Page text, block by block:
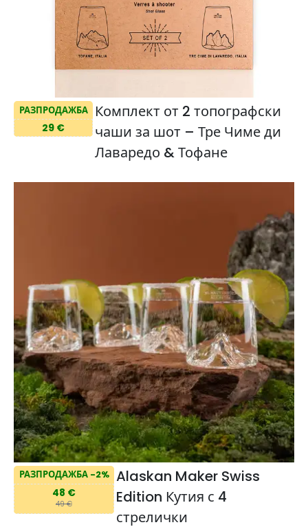
РАЗПРОДАЖБА
29 €
Комплект от 2 топографски
чаши за шот – Тре Чиме ди
Лаваредо & Тофане
РАЗПРОДАЖБА -2%
48 €
49 €
Alaskan Maker Swiss
Edition Кутия с 4
стрелички